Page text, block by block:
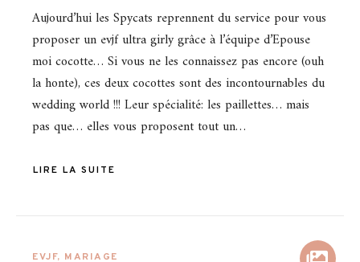
Aujourd’hui les Spycats reprennent du service pour vous
proposer un evjf ultra girly grâce à l’équipe d’Epouse
moi cocotte… Si vous ne les connaissez pas encore (ouh
la honte), ces deux cocottes sont des incontournables du
wedding world !!! Leur spécialité: les paillettes… mais
pas que… elles vous proposent tout un…
LIRE LA SUITE
EVJF, MARIAGE